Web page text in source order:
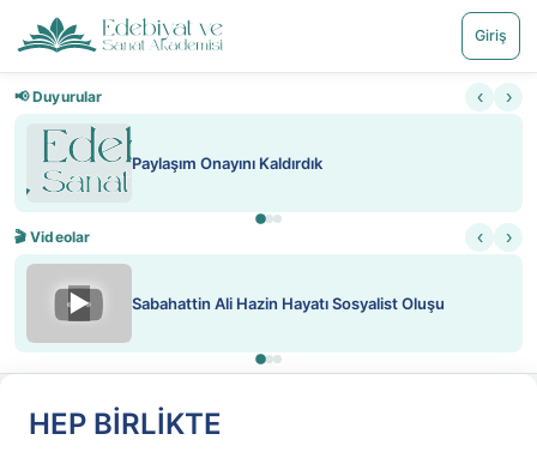
Giriş
📢 Duyurular ‹ ›
Paylaşım Onayını Kaldırdık
🎬 Videolar ‹ ›
▶ Sabahattin Ali Hazin Hayatı Sosyalist Oluşu
HEP BİRLİKTE